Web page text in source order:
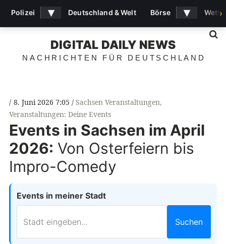
DIGITAL DAILY NEWS
NACHRICHTEN FÜR DEUTSCHLAND
8. Juni 2026 7:05 Sachsen Veranstaltungen,
Veranstaltungen: Deine Events
Events in Sachsen im April
2026: Von Osterfeiern bis
Impro-Comedy
Events in meiner Stadt
Suchen
Polizei ▾ Deutschland & Welt Börse ▾ ›